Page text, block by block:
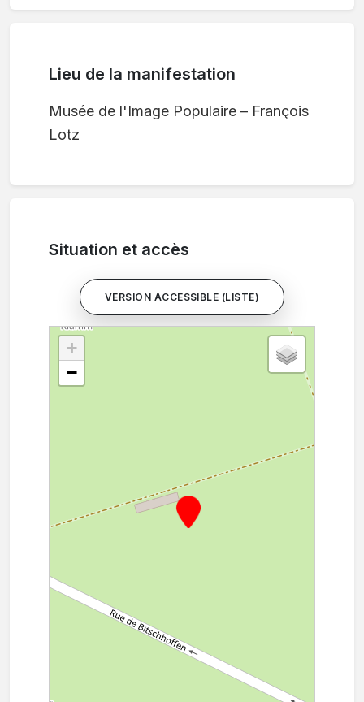
Lieu de la manifestation
Musée de l'Image Populaire – François
Lotz
Situation et accès
VERSION ACCESSIBLE (LISTE)
+
−